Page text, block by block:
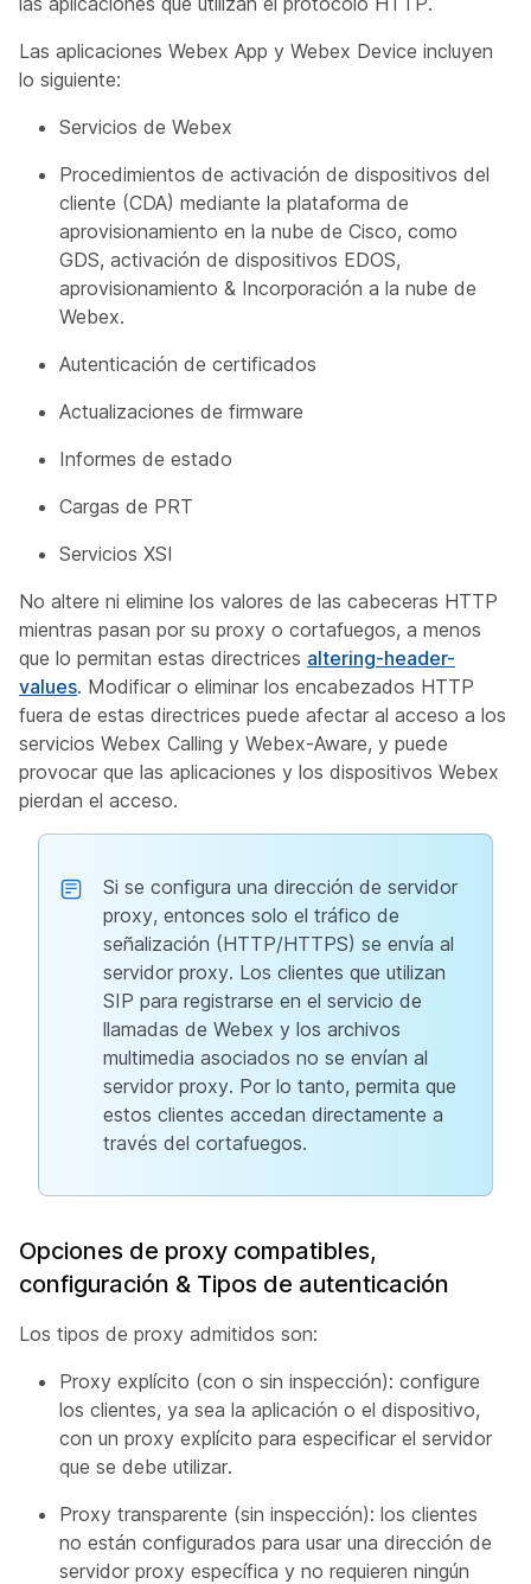
Las aplicaciones Webex App y Webex Device incluyen
lo siguiente:
Servicios de Webex
Procedimientos de activación de dispositivos del
cliente (CDA) mediante la plataforma de
aprovisionamiento en la nube de Cisco, como
GDS, activación de dispositivos EDOS,
aprovisionamiento & Incorporación a la nube de
Webex.
Autenticación de certificados
Actualizaciones de firmware
Informes de estado
Cargas de PRT
Servicios XSI
No altere ni elimine los valores de las cabeceras HTTP
mientras pasan por su proxy o cortafuegos, a menos
que lo permitan estas directrices altering-header-
values. Modificar o eliminar los encabezados HTTP
fuera de estas directrices puede afectar al acceso a los
servicios Webex Calling y Webex-Aware, y puede
provocar que las aplicaciones y los dispositivos Webex
pierdan el acceso.
Si se configura una dirección de servidor
proxy, entonces solo el tráfico de
señalización (HTTP/HTTPS) se envía al
servidor proxy. Los clientes que utilizan
SIP para registrarse en el servicio de
llamadas de Webex y los archivos
multimedia asociados no se envían al
servidor proxy. Por lo tanto, permita que
estos clientes accedan directamente a
través del cortafuegos.
Opciones de proxy compatibles,
configuración & Tipos de autenticación
Los tipos de proxy admitidos son:
Proxy explícito (con o sin inspección): configure
los clientes, ya sea la aplicación o el dispositivo,
con un proxy explícito para especificar el servidor
que se debe utilizar.
Proxy transparente (sin inspección): los clientes
no están configurados para usar una dirección de
servidor proxy específica y no requieren ningún